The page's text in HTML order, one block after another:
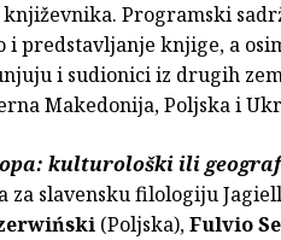
Programski
i predstavljanje knjige, a
i sudionici iz drugih
Makedonija, Poljska i
kulturološki ili
za slavensku filologiju
(Poljska),Fulvio